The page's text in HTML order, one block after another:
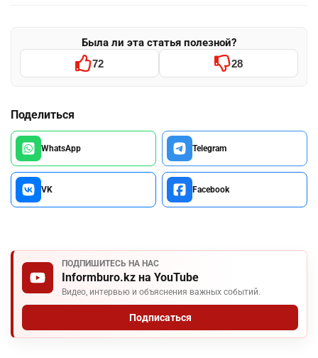
Была ли эта статья полезной?
72 28
Поделиться
WhatsApp Telegram
VK Facebook
ПОДПИШИТЕСЬ НА НАС
Informburo.kz на YouTube
Видео, интервью и объяснения важных событий.
Подписаться